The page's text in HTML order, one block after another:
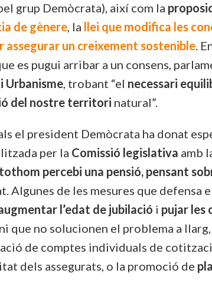
grup Demòcrata), així com la
de gènere, la llei que modifica les
assegurar un creixement sostenible.
es pugui arribar a un consens,
Urbanisme, trobant “el necessari
del nostre territori natural”.
el president Demòcrata ha donat
per la Comissió legislativa amb
percebi una pensió, pensant
Algunes de les mesures que
l’edat de jubilació i pujar les
que no solucionen el problema a
de comptes individuals de
dels assegurats, o la promoció de